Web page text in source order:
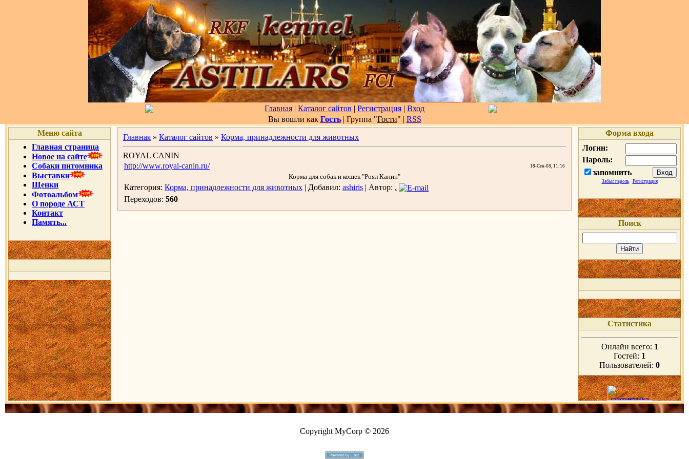
Главная | Каталог сайтов | Регистрация | Вход
Вы вошли как Гость| Группа "Гости" | RSS
Меню сайта
Главная страница
Новое на сайте
Собаки питомника
Выставки
Щенки
Фотоальбом
О породе АСТ
Контакт
Память...
Главная » Каталог сайтов » Корма, принадлежности для животных
ROYAL CANIN
http://www.royal-canin.ru/
18-Сен-08, 11:16
Корма для собак и кошек "Роял Канин"
Категория: Корма, принадлежности для животных | Добавил: ashiris | Автор: .
Переходов: 560
Форма входа
Логин:
Пароль:
запомнить
Забыл пароль· Регистрация
Поиск
Статистика
Онлайн всего: 1
Гостей: 1
Пользователей: 0
Copyright MyCorp © 2026